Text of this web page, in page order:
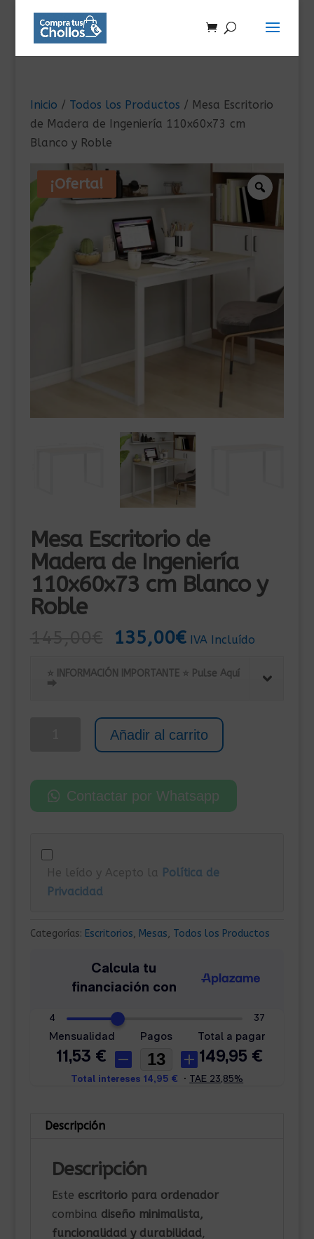
Inicio / Todos los Productos / Mesa Escritorio
de Madera de Ingeniería 110x60x73 cm
Blanco y Roble
¡Oferta!
Mesa Escritorio de
Madera de Ingeniería
110x60x73 cm Blanco y
Roble
El
original
145,00€.
135,00€El
actual
135,00€.
IVA Incluído
⭐ INFORMACIÓN IMPORTANTE ⭐ Pulse Aquí
⮕
Madera
cm
Blanco
cantidad
Añadir al carrito
Contactar por Whatsapp
He leído y Acepto la Política de
Privacidad
Categorías: Escritorios, Mesas, Todos los Productos
Descripción
Descripción
Este escritorio para ordenador
combina diseño minimalista,
funcionalidad y durabilidad,